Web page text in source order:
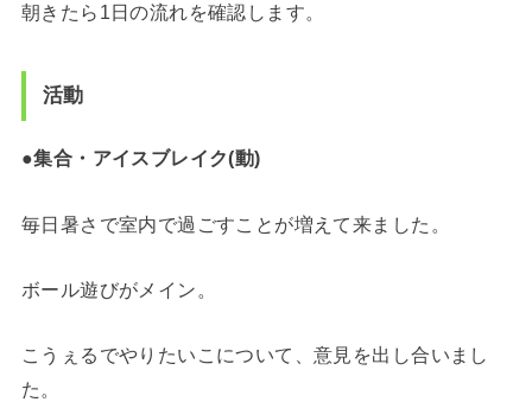
朝きたら1日の流れを確認します。
活動
●集合・アイスブレイク(動)
毎日暑さで室内で過ごすことが増えて来ました。
ボール遊びがメイン。
こうぇるでやりたいこについて、意見を出し合いまし
た。